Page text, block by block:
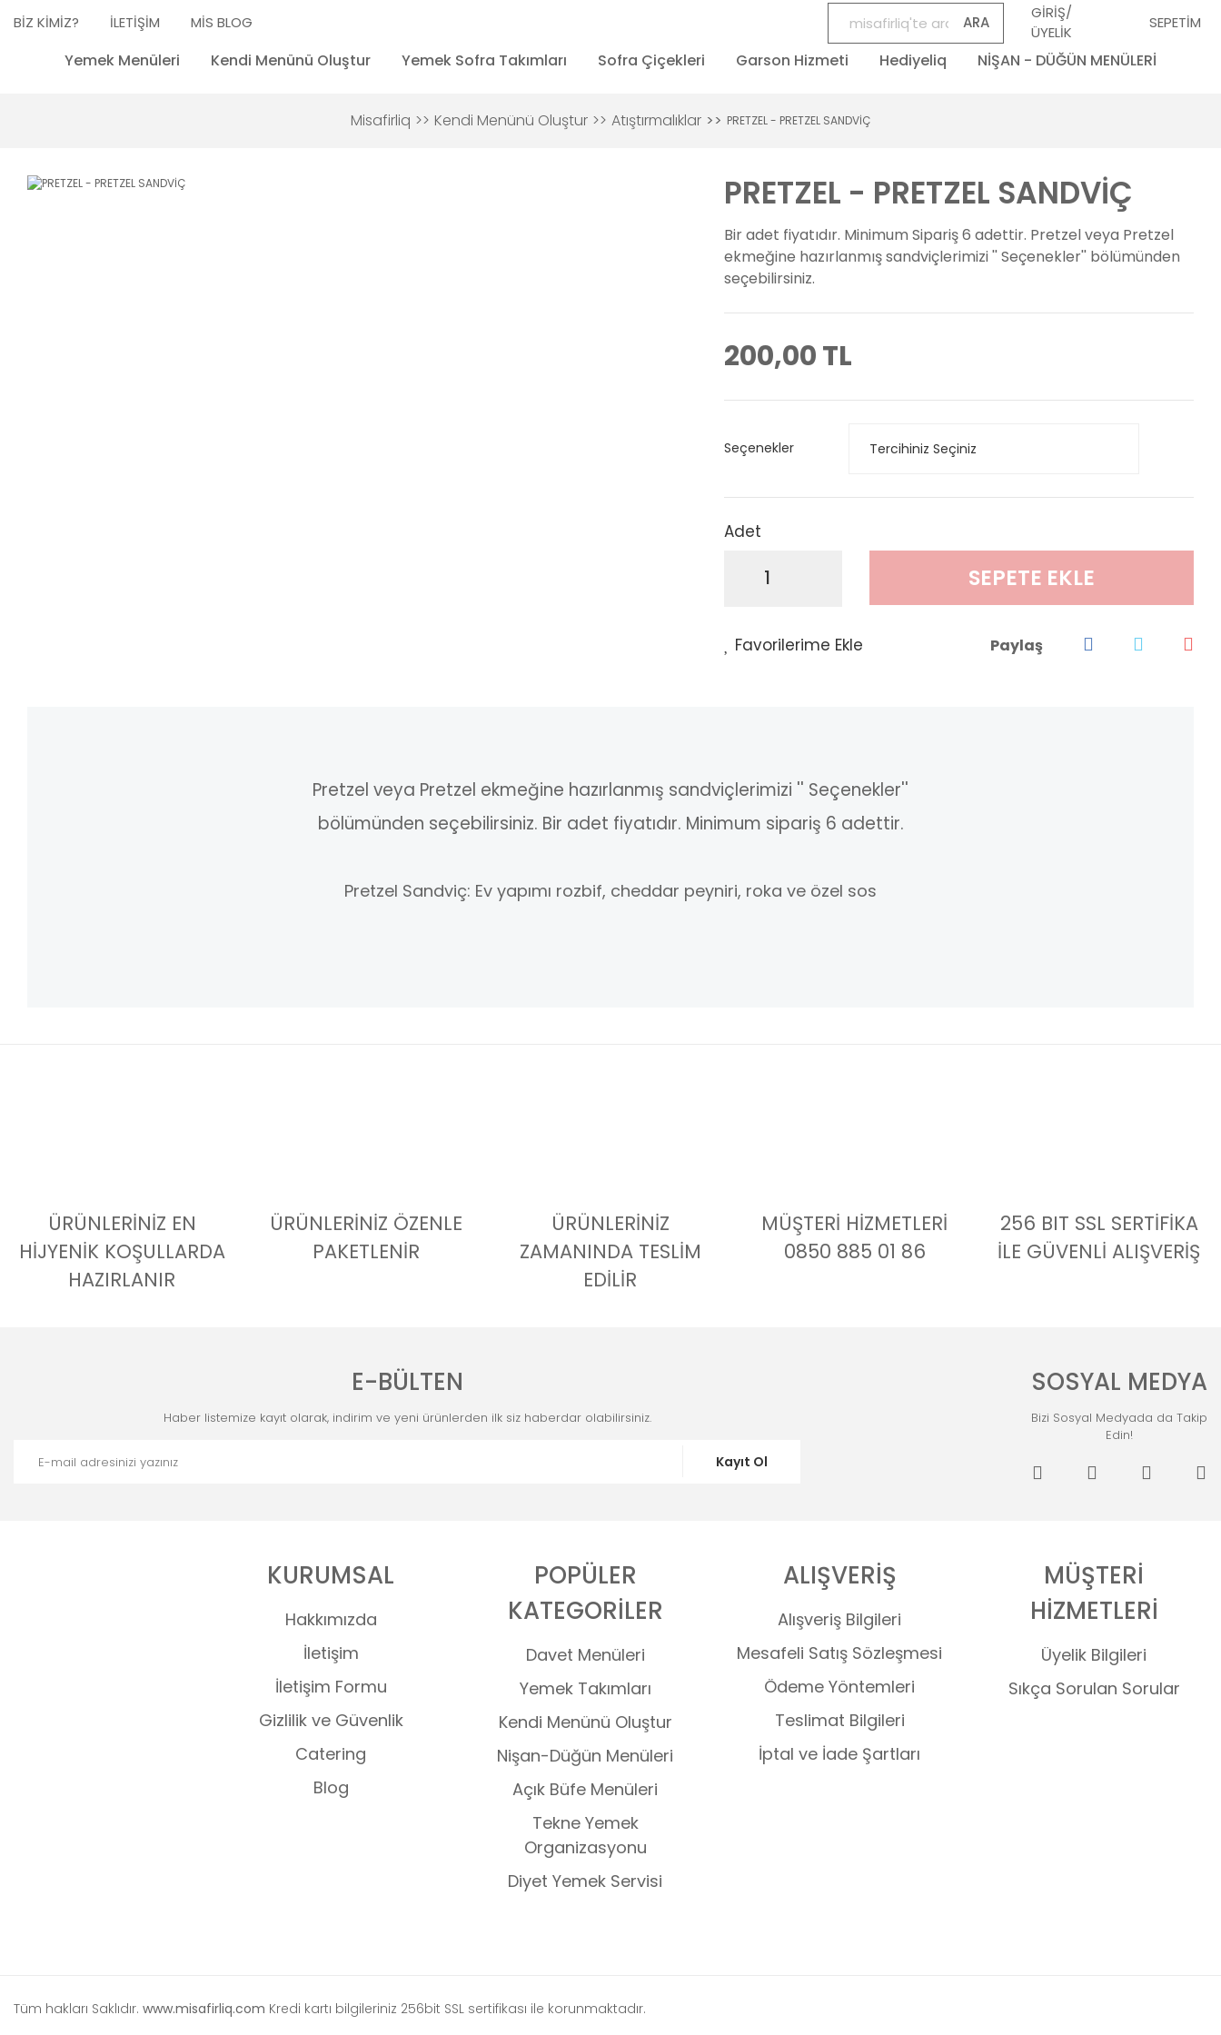
BİZ KİMİZ? İLETİŞİM MİS BLOG ARA
GİRİŞ/
ÜYELİK
SEPETİM
Yemek Menüleri Kendi Menünü Oluştur Yemek Sofra Takımları Sofra Çiçekleri Garson Hizmeti Hediyeliq NİŞAN - DÜĞÜN MENÜLERİ
Misafirliq Kendi Menünü Oluştur Atıştırmalıklar PRETZEL - PRETZEL SANDVİÇ
PRETZEL - PRETZEL SANDVİÇ
Bir adet fiyatıdır. Minimum Sipariş 6 adettir. Pretzel veya Pretzel
ekmeğine hazırlanmış sandviçlerimizi '' Seçenekler'' bölümünden
seçebilirsiniz.
200,00 TL
Seçenekler
Adet
SEPETE EKLE
Paylaş
Pretzel veya Pretzel ekmeğine hazırlanmış sandviçlerimizi '' Seçenekler''
bölümünden seçebilirsiniz. Bir adet fiyatıdır. Minimum sipariş 6 adettir.
Pretzel Sandviç: Ev yapımı rozbif, cheddar peyniri, roka ve özel sos
ÜRÜNLERİNİZ EN
HİJYENİK KOŞULLARDA
HAZIRLANIR
ÜRÜNLERİNİZ ÖZENLE
PAKETLENİR
ÜRÜNLERİNİZ
ZAMANINDA TESLİM
EDİLİR
MÜŞTERİ HİZMETLERİ
0850 885 01 86
256 BIT SSL SERTİFİKA
İLE GÜVENLİ ALIŞVERİŞ
E-BÜLTEN
Haber listemize kayıt olarak, indirim ve yeni ürünlerden ilk siz haberdar olabilirsiniz.
Kayıt Ol
SOSYAL MEDYA
Bizi Sosyal Medyada da Takip
Edin!
KURUMSAL
Hakkımızda
İletişim
İletişim Formu
Gizlilik ve Güvenlik
Catering
Blog
POPÜLER
KATEGORİLER
Davet Menüleri
Yemek Takımları
Kendi Menünü Oluştur
Nişan-Düğün Menüleri
Açık Büfe Menüleri
Tekne Yemek
Organizasyonu
Diyet Yemek Servisi
ALIŞVERİŞ
Alışveriş Bilgileri
Mesafeli Satış Sözleşmesi
Ödeme Yöntemleri
Teslimat Bilgileri
İptal ve İade Şartları
MÜŞTERİ
HİZMETLERİ
Üyelik Bilgileri
Sıkça Sorulan Sorular
Tüm hakları Saklıdır. www.misafirliq.com Kredi kartı bilgileriniz 256bit SSL sertifikası ile korunmaktadır.